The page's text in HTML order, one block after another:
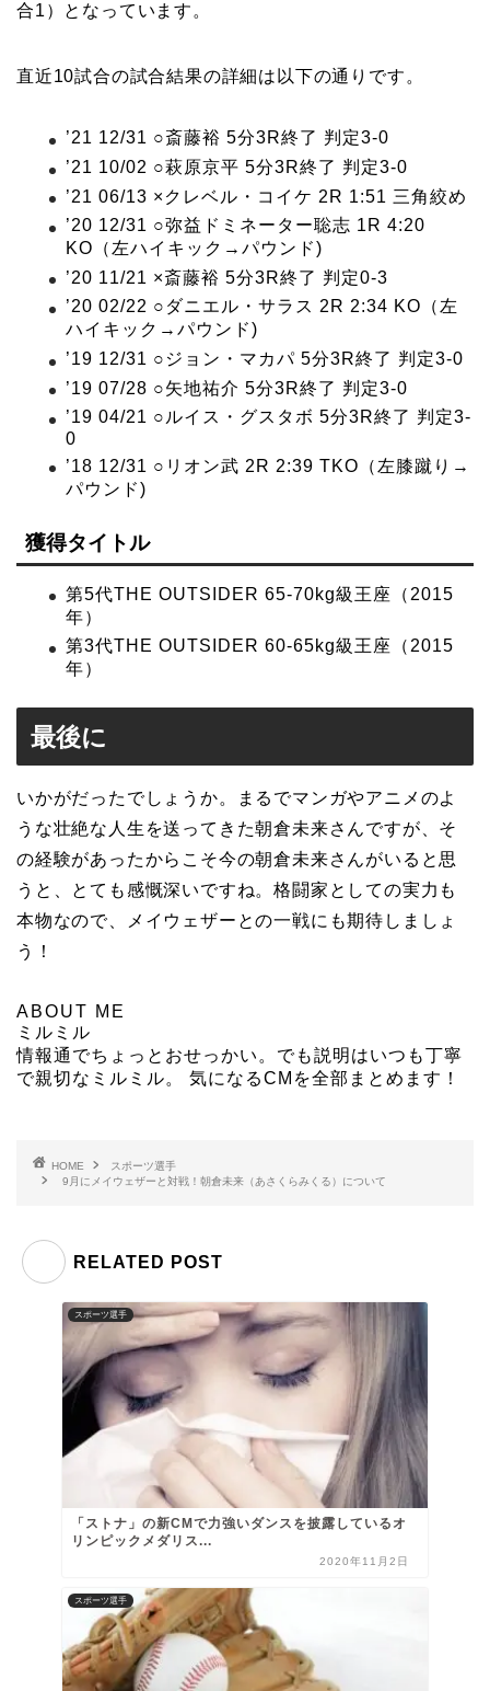
合1）となっています。
直近10試合の試合結果の詳細は以下の通りです。
’21 12/31 ○斎藤裕 5分3R終了 判定3-0
’21 10/02 ○萩原京平 5分3R終了 判定3-0
’21 06/13 ×クレベル・コイケ 2R 1:51 三角絞め
’20 12/31 ○弥益ドミネーター聡志 1R 4:20
KO（左ハイキック→パウンド)
’20 11/21 ×斎藤裕 5分3R終了 判定0-3
’20 02/22 ○ダニエル・サラス 2R 2:34 KO（左
ハイキック→パウンド)
’19 12/31 ○ジョン・マカパ 5分3R終了 判定3-0
’19 07/28 ○矢地祐介 5分3R終了 判定3-0
’19 04/21 ○ルイス・グスタボ 5分3R終了 判定3-
0
’18 12/31 ○リオン武 2R 2:39 TKO（左膝蹴り→
パウンド)
獲得タイトル
第5代THE OUTSIDER 65-70kg級王座（2015
年）
第3代THE OUTSIDER 60-65kg級王座（2015
年）
最後に
いかがだったでしょうか。まるでマンガやアニメのよ
うな壮絶な人生を送ってきた朝倉未来さんですが、そ
の経験があったからこそ今の朝倉未来さんがいると思
うと、とても感慨深いですね。格闘家としての実力も
本物なので、メイウェザーとの一戦にも期待しましょ
う！
ABOUT ME
ミルミル
情報通でちょっとおせっかい。でも説明はいつも丁寧
で親切なミルミル。 気になるCMを全部まとめます！
HOME
スポーツ選手
9月にメイウェザーと対戦！朝倉未来（あさくらみくる）について
RELATED POST
スポーツ選手
「ストナ」の新CMで力強いダンスを披露しているオ
リンピックメダリス...
2020年11月2日
スポーツ選手